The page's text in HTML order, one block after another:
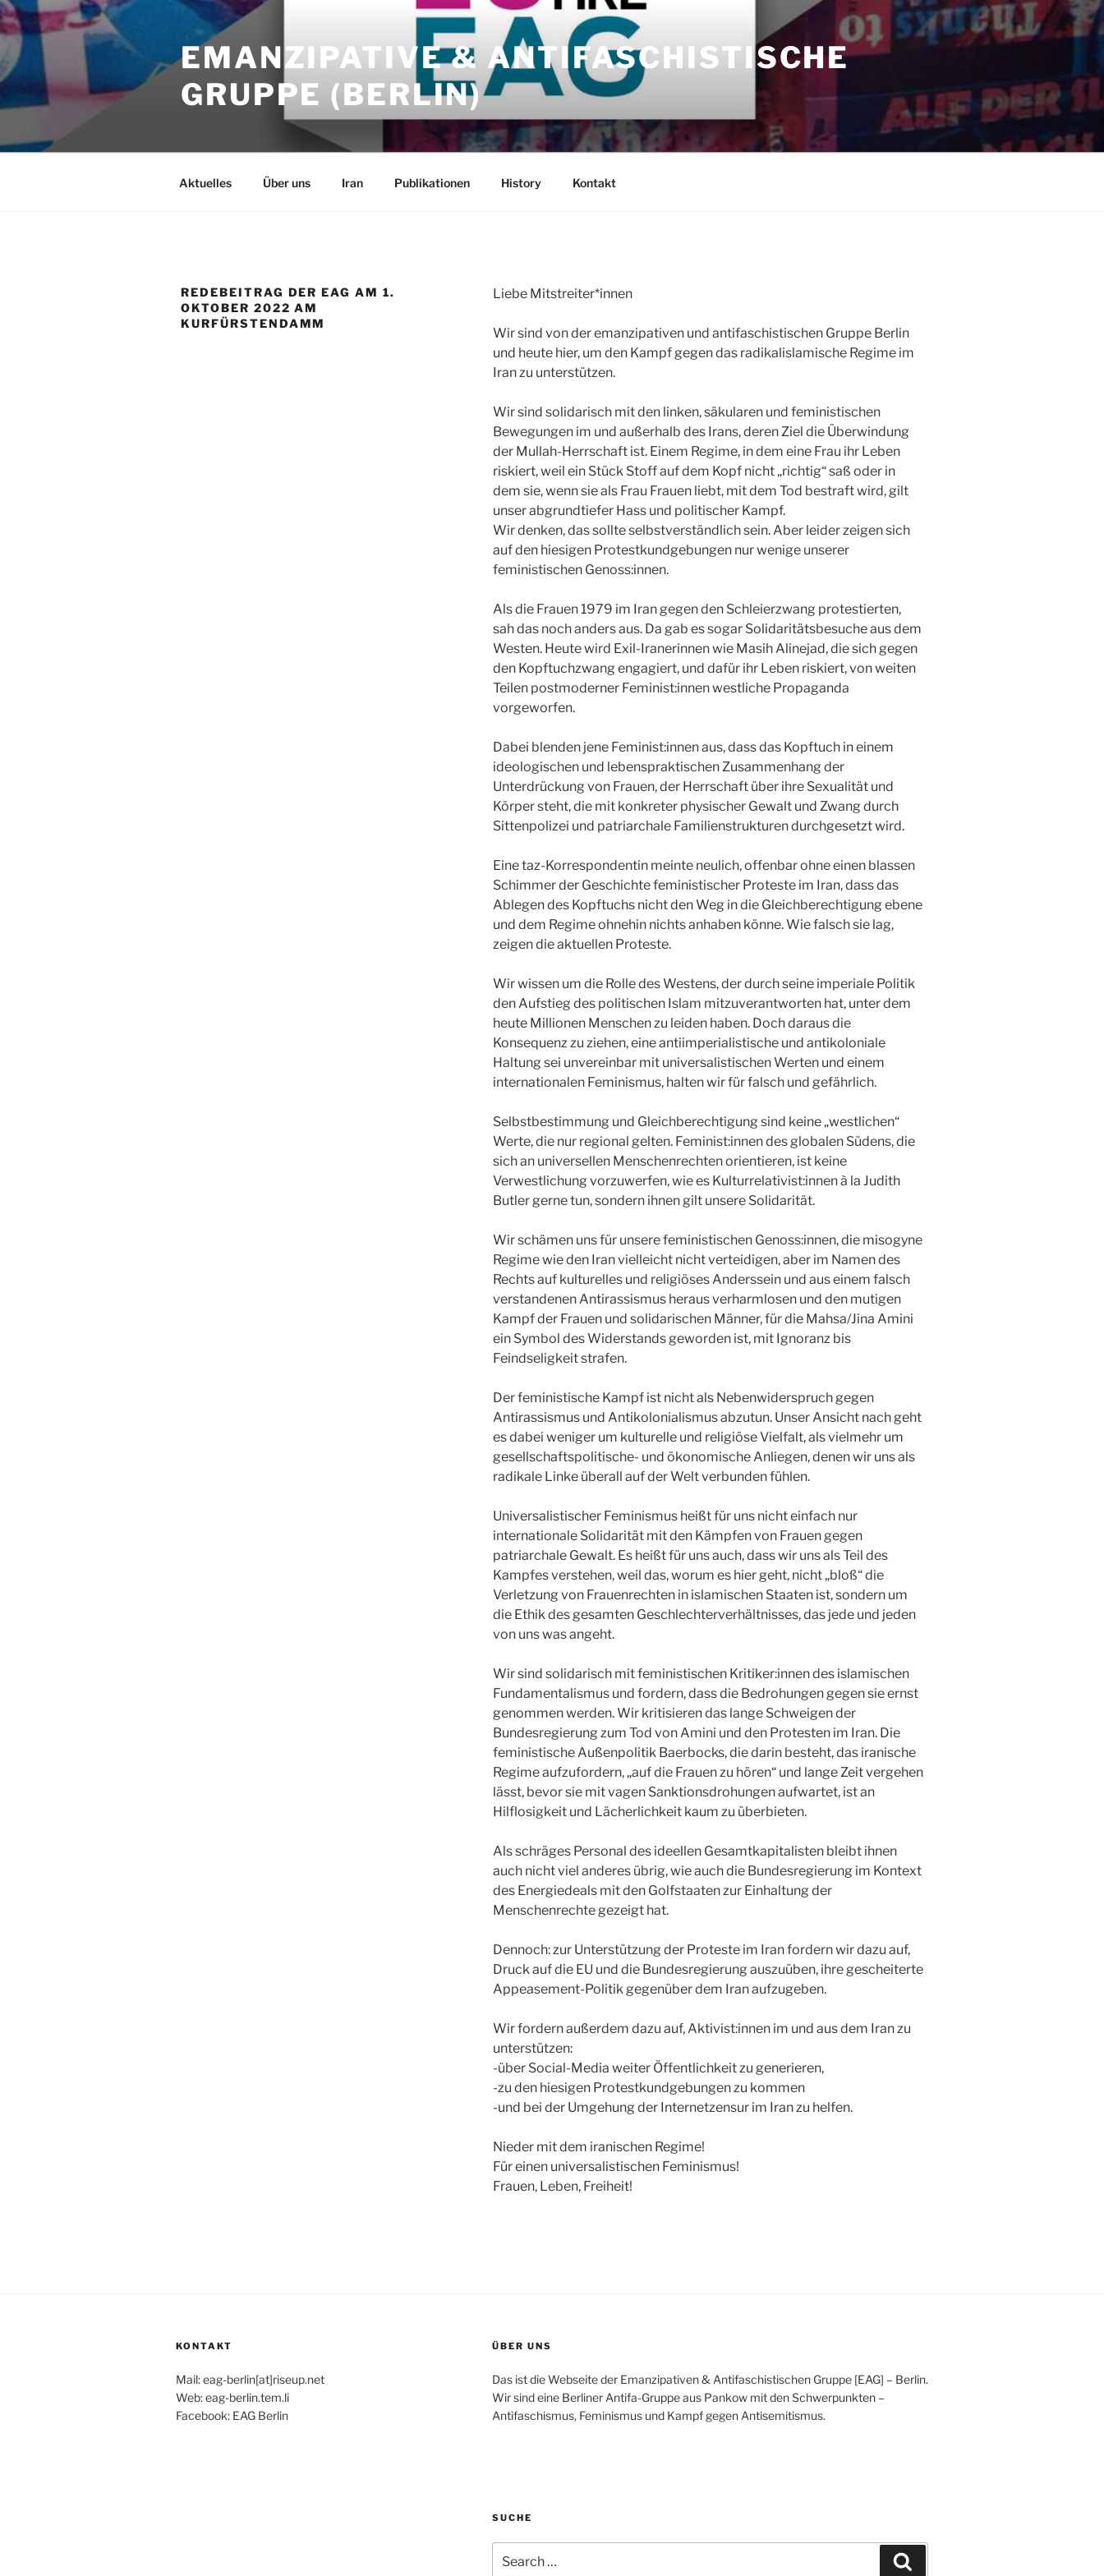
Skip
to
content
EMANZIPATIVE & ANTIFASCHISTISCHE
GRUPPE (BERLIN)
Aktuelles Über uns Iran Publikationen History Kontakt
REDEBEITRAG DER EAG AM 1.
OKTOBER 2022 AM
KURFÜRSTENDAMM
Liebe Mitstreiter*innen
Wir sind von der emanzipativen und antifaschistischen Gruppe Berlin
und heute hier, um den Kampf gegen das radikalislamische Regime im
Iran zu unterstützen.
Wir sind solidarisch mit den linken, säkularen und feministischen
Bewegungen im und außerhalb des Irans, deren Ziel die Überwindung
der Mullah-Herrschaft ist. Einem Regime, in dem eine Frau ihr Leben
riskiert, weil ein Stück Stoff auf dem Kopf nicht „richtig“ saß oder in
dem sie, wenn sie als Frau Frauen liebt, mit dem Tod bestraft wird, gilt
unser abgrundtiefer Hass und politischer Kampf.
Wir denken, das sollte selbstverständlich sein. Aber leider zeigen sich
auf den hiesigen Protestkundgebungen nur wenige unserer
feministischen Genoss:innen.
Als die Frauen 1979 im Iran gegen den Schleierzwang protestierten,
sah das noch anders aus. Da gab es sogar Solidaritätsbesuche aus dem
Westen. Heute wird Exil-Iranerinnen wie Masih Alinejad, die sich gegen
den Kopftuchzwang engagiert, und dafür ihr Leben riskiert, von weiten
Teilen postmoderner Feminist:innen westliche Propaganda
vorgeworfen.
Dabei blenden jene Feminist:innen aus, dass das Kopftuch in einem
ideologischen und lebenspraktischen Zusammenhang der
Unterdrückung von Frauen, der Herrschaft über ihre Sexualität und
Körper steht, die mit konkreter physischer Gewalt und Zwang durch
Sittenpolizei und patriarchale Familienstrukturen durchgesetzt wird.
Eine taz-Korrespondentin meinte neulich, offenbar ohne einen blassen
Schimmer der Geschichte feministischer Proteste im Iran, dass das
Ablegen des Kopftuchs nicht den Weg in die Gleichberechtigung ebene
und dem Regime ohnehin nichts anhaben könne. Wie falsch sie lag,
zeigen die aktuellen Proteste.
Wir wissen um die Rolle des Westens, der durch seine imperiale Politik
den Aufstieg des politischen Islam mitzuverantworten hat, unter dem
heute Millionen Menschen zu leiden haben. Doch daraus die
Konsequenz zu ziehen, eine antiimperialistische und antikoloniale
Haltung sei unvereinbar mit universalistischen Werten und einem
internationalen Feminismus, halten wir für falsch und gefährlich.
Selbstbestimmung und Gleichberechtigung sind keine „westlichen“
Werte, die nur regional gelten. Feminist:innen des globalen Südens, die
sich an universellen Menschenrechten orientieren, ist keine
Verwestlichung vorzuwerfen, wie es Kulturrelativist:innen à la Judith
Butler gerne tun, sondern ihnen gilt unsere Solidarität.
Wir schämen uns für unsere feministischen Genoss:innen, die misogyne
Regime wie den Iran vielleicht nicht verteidigen, aber im Namen des
Rechts auf kulturelles und religiöses Anderssein und aus einem falsch
verstandenen Antirassismus heraus verharmlosen und den mutigen
Kampf der Frauen und solidarischen Männer, für die Mahsa/Jina Amini
ein Symbol des Widerstands geworden ist, mit Ignoranz bis
Feindseligkeit strafen.
Der feministische Kampf ist nicht als Nebenwiderspruch gegen
Antirassismus und Antikolonialismus abzutun. Unser Ansicht nach geht
es dabei weniger um kulturelle und religiöse Vielfalt, als vielmehr um
gesellschaftspolitische- und ökonomische Anliegen, denen wir uns als
radikale Linke überall auf der Welt verbunden fühlen.
Universalistischer Feminismus heißt für uns nicht einfach nur
internationale Solidarität mit den Kämpfen von Frauen gegen
patriarchale Gewalt. Es heißt für uns auch, dass wir uns als Teil des
Kampfes verstehen, weil das, worum es hier geht, nicht „bloß“ die
Verletzung von Frauenrechten in islamischen Staaten ist, sondern um
die Ethik des gesamten Geschlechterverhältnisses, das jede und jeden
von uns was angeht.
Wir sind solidarisch mit feministischen Kritiker:innen des islamischen
Fundamentalismus und fordern, dass die Bedrohungen gegen sie ernst
genommen werden. Wir kritisieren das lange Schweigen der
Bundesregierung zum Tod von Amini und den Protesten im Iran. Die
feministische Außenpolitik Baerbocks, die darin besteht, das iranische
Regime aufzufordern, „auf die Frauen zu hören“ und lange Zeit vergehen
lässt, bevor sie mit vagen Sanktionsdrohungen aufwartet, ist an
Hilflosigkeit und Lächerlichkeit kaum zu überbieten.
Als schräges Personal des ideellen Gesamtkapitalisten bleibt ihnen
auch nicht viel anderes übrig, wie auch die Bundesregierung im Kontext
des Energiedeals mit den Golfstaaten zur Einhaltung der
Menschenrechte gezeigt hat.
Dennoch: zur Unterstützung der Proteste im Iran fordern wir dazu auf,
Druck auf die EU und die Bundesregierung auszuüben, ihre gescheiterte
Appeasement-Politik gegenüber dem Iran aufzugeben.
Wir fordern außerdem dazu auf, Aktivist:innen im und aus dem Iran zu
unterstützen:
-über Social-Media weiter Öffentlichkeit zu generieren,
-zu den hiesigen Protestkundgebungen zu kommen
-und bei der Umgehung der Internetzensur im Iran zu helfen.
Nieder mit dem iranischen Regime!
Für einen universalistischen Feminismus!
Frauen, Leben, Freiheit!
KONTAKT
Mail: eag-berlin[at]riseup.net
Web: eag-berlin.tem.li
Facebook: EAG Berlin
ÜBER UNS
Das ist die Webseite der Emanzipativen & Antifaschistischen Gruppe [EAG] – Berlin.
Wir sind eine Berliner Antifa-Gruppe aus Pankow mit den Schwerpunkten –
Antifaschismus, Feminismus und Kampf gegen Antisemitismus.
SUCHE
for: